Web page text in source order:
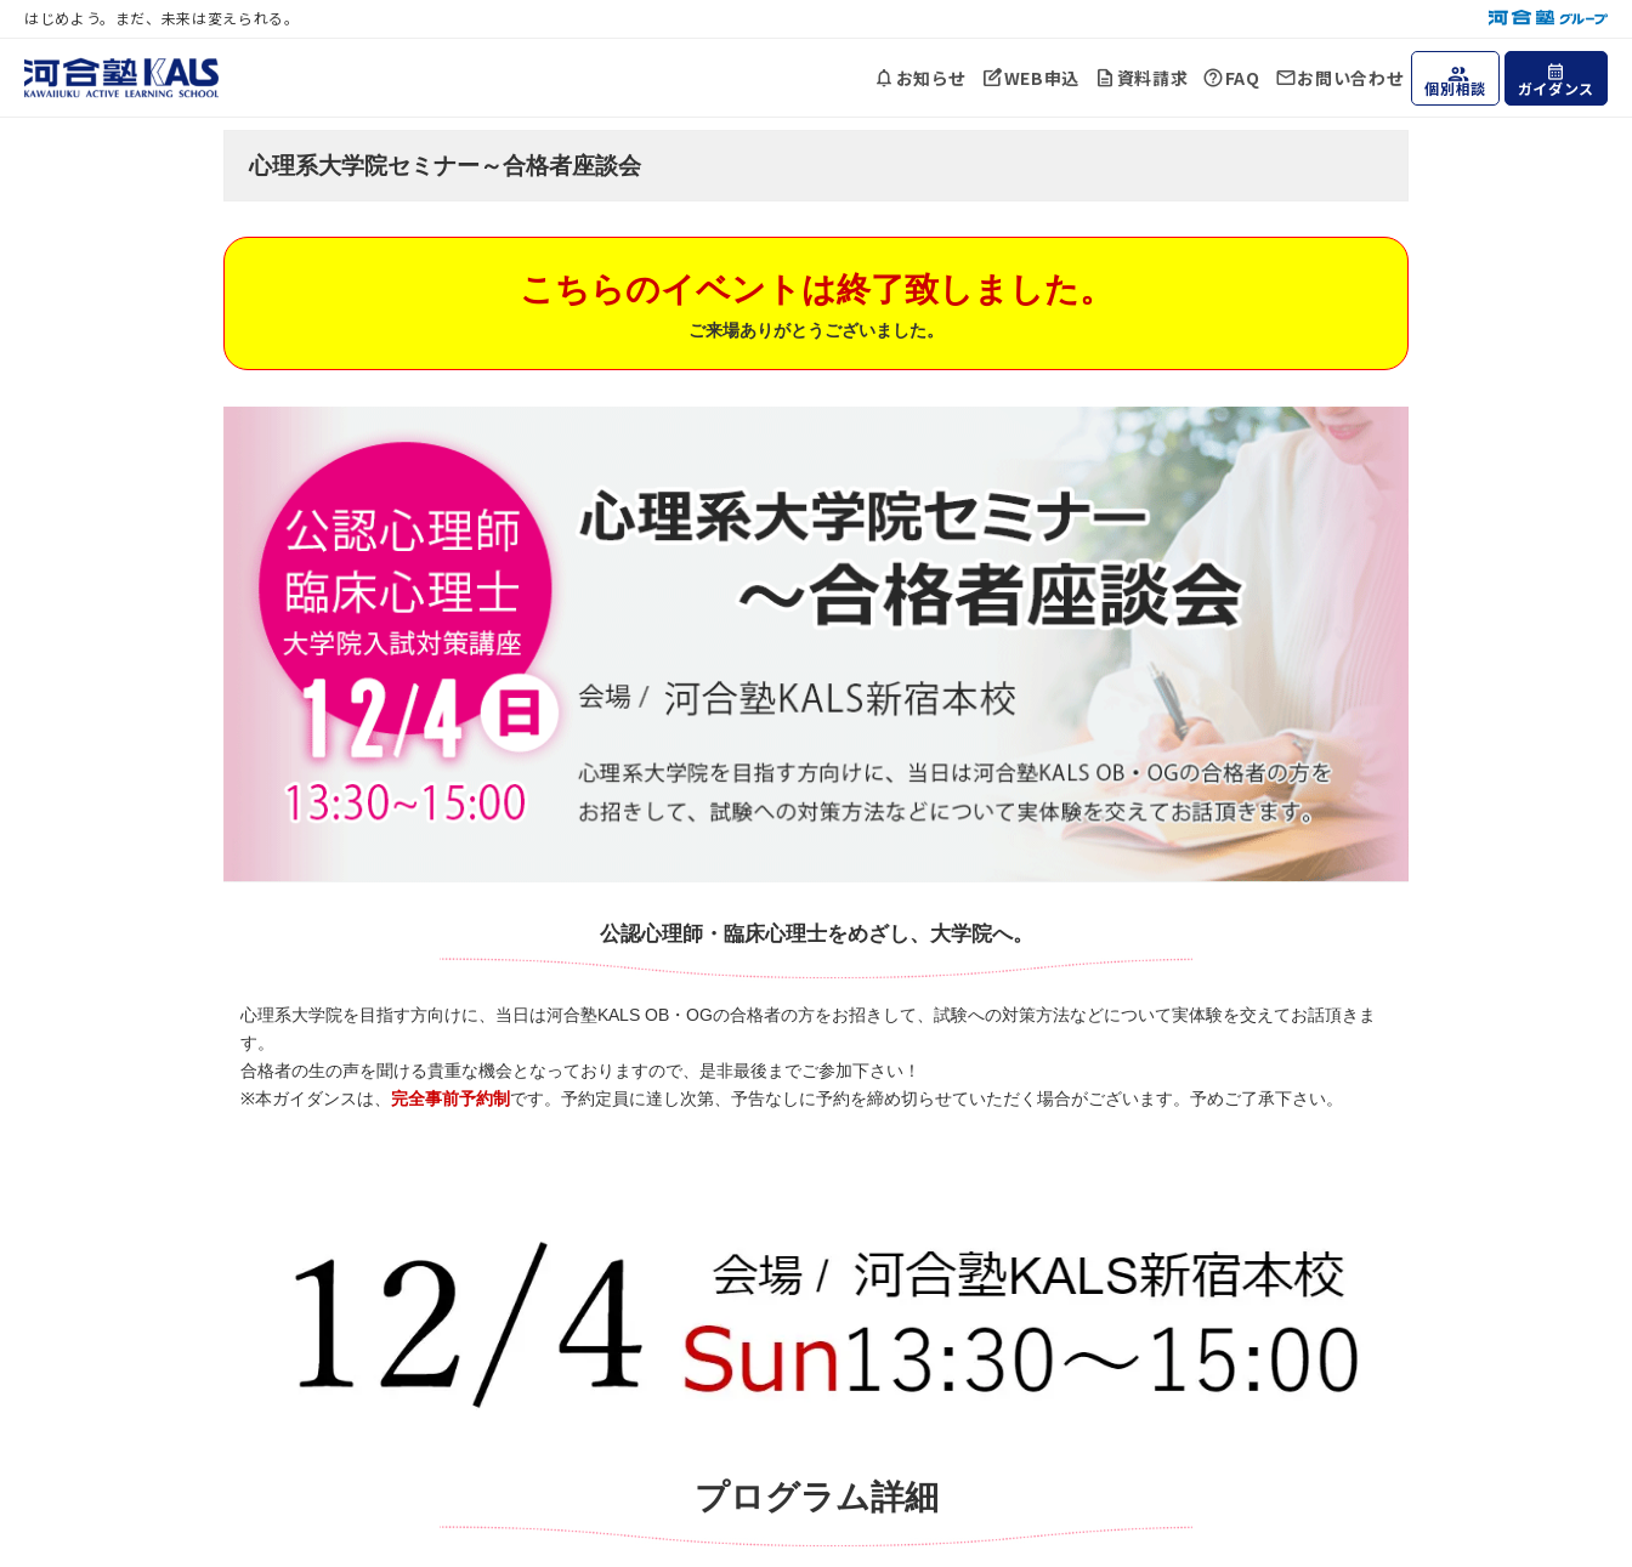
はじめよう。まだ、未来は変えられる。
お知らせ WEB申込 資料請求 FAQ お問い合わせ 個別相談 ガイダンス
心理系大学院セミナー～合格者座談会
こちらのイベントは終了致しました。
ご来場ありがとうございました。
公認心理師・臨床心理士をめざし、大学院へ。
心理系大学院を目指す方向けに、当日は河合塾KALS OB・OGの合格者の方をお招きして、試験への対策方法などについて実体験を交えてお話頂きま
す。
合格者の生の声を聞ける貴重な機会となっておりますので、是非最後までご参加下さい！
※本ガイダンスは、 完全事前予約制です。予約定員に達し次第、予告なしに予約を締め切らせていただく場合がございます。予めご了承下さい。
プログラム詳細